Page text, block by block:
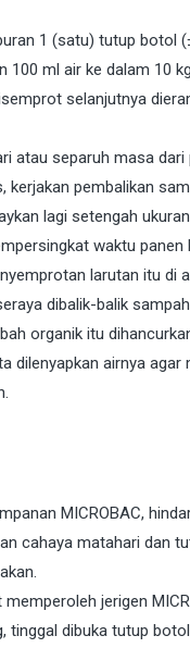
1 (satu) tutup botol
100 ml air ke dalam 10
selanjutnya
atau separuh masa dari
kerjakan pembalikan
lagi setengah
waktu
larutan itu di
dibalik-balik
organik itu
dilenyapkan airnya agar
MICROBAC,
cahaya matahari dan
jerigen
tinggal dibuka tutup